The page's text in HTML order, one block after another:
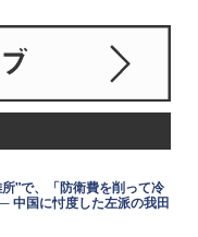
"で、「防衛費を削って冷
中国に忖度した左派の我田